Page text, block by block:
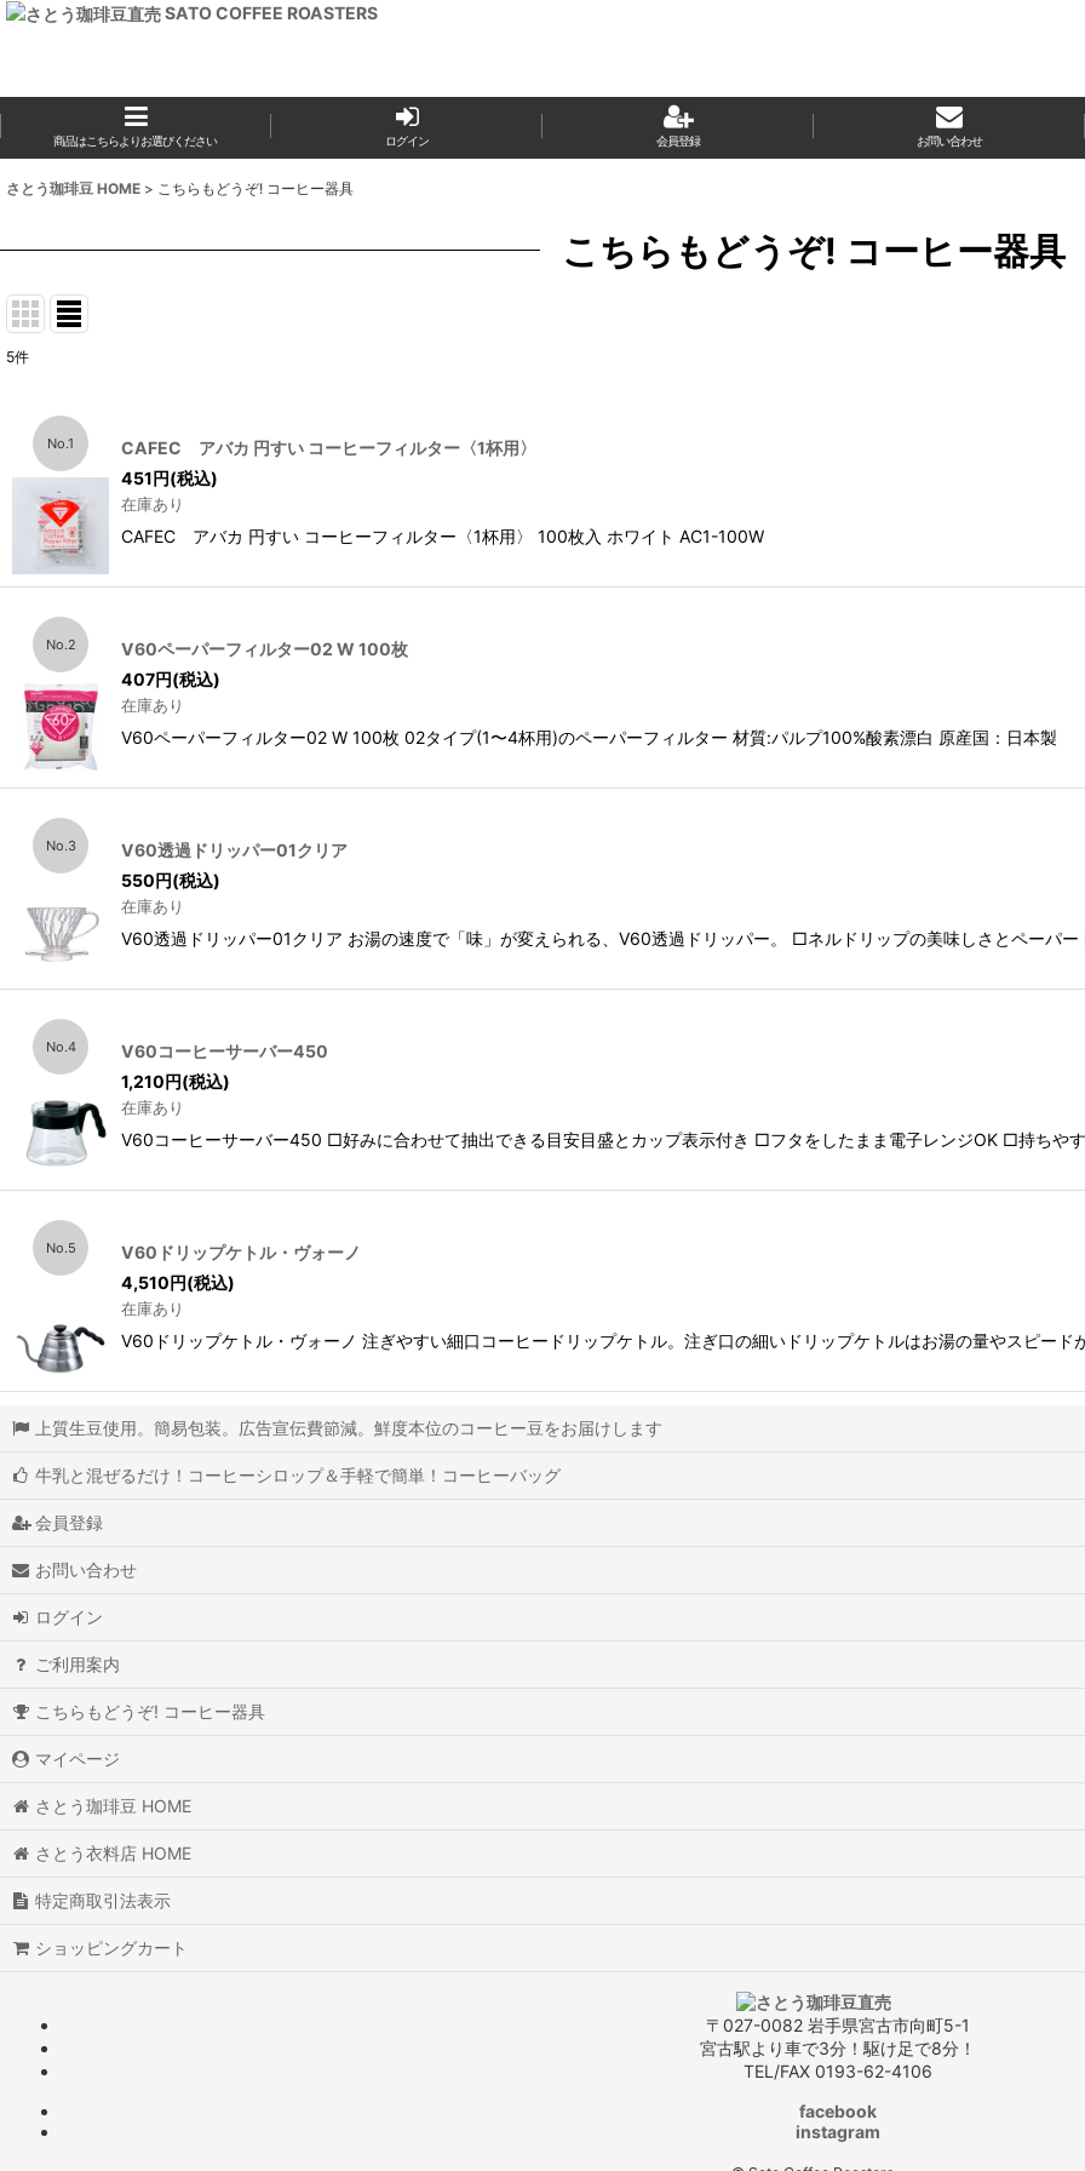
SATO COFFEE ROASTERS
商品はこちらよりお選びください ログイン 会員登録 お問い合わせ
さとう珈琲豆 HOME > こちらもどうぞ! コーヒー器具
こちらもどうぞ! コーヒー器具
5件
No.1
CAFEC アバカ 円すい コーヒーフィルター〈1杯用〉
451円(税込)
在庫あり
CAFEC アバカ 円すい コーヒーフィルター〈1杯用〉 100枚入 ホワイト AC1-100W
No.2
V60ペーパーフィルター02 W 100枚
407円(税込)
在庫あり
V60ペーパーフィルター02 W 100枚 02タイプ(1〜4杯用)のペーパーフィルター 材質:パルプ100%酸素漂白 原産国：日本製
No.3
V60透過ドリッパー01クリア
550円(税込)
在庫あり
V60透過ドリッパー01クリア お湯の速度で「味」が変えられる、V60透過ドリッパー。 □ネルドリップの美味しさとペーパ
No.4
V60コーヒーサーバー450
1,210円(税込)
在庫あり
V60コーヒーサーバー450 □好みに合わせて抽出できる目安目盛とカップ表示付き □フタをしたまま電子レンジOK □持ちや
No.5
V60ドリップケトル・ヴォーノ
4,510円(税込)
在庫あり
V60ドリップケトル・ヴォーノ 注ぎやすい細口コーヒードリップケトル。注ぎ口の細いドリップケトルはお湯の量やスピー
上質生豆使用。簡易包装。広告宣伝費節減。鮮度本位のコーヒー豆をお届けします
牛乳と混ぜるだけ！コーヒーシロップ＆手軽で簡単！コーヒーバッグ
会員登録
お問い合わせ
ログイン
ご利用案内
こちらもどうぞ! コーヒー器具
マイページ
さとう珈琲豆 HOME
さとう衣料店 HOME
特定商取引法表示
ショッピングカート
〒027-0082 岩手県宮古市向町5-1
宮古駅より車で3分！駆け足で8分！
TEL/FAX 0193-62-4106
facebook
instagram